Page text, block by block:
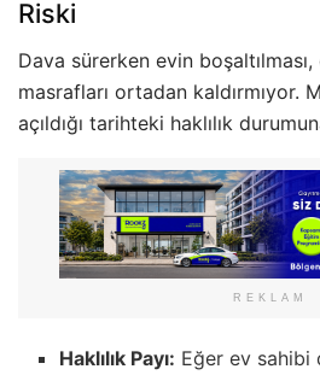
Riski
Dava sürerken evin
masrafları ortadan kaldırmıyor.
açıldığı tarihteki haklılık
REKLAM
Haklılık Payı: Eğer ev sahibi